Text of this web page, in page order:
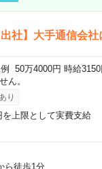
出社】大手通信会
50万4000円 時給
ん。
り
を上限として実費支給
ら徒歩1分